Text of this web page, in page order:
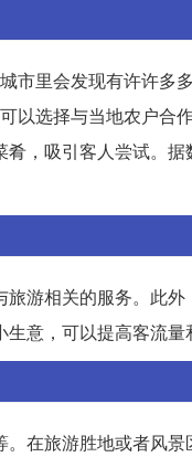
市里会发现有许许多
选择与当地农户合
，吸引客人尝试。
游相关的服务。此
意，可以提高客流量
在旅游胜地或者风